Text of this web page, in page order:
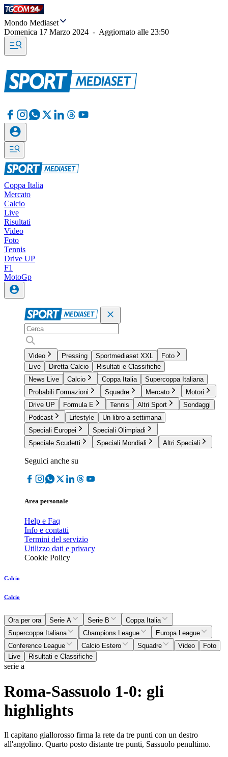
Mondo Mediaset
Domenica 17 Marzo 2024 - Aggiornato alle 23:50
Coppa Italia
Mercato
Calcio
Live
Risultati
Video
Foto
Tennis
Drive UP
F1
MotoGp
Video Pressing Sportmediaset XXL
Foto
Live
Diretta Calcio
Risultati e Classifiche
News Live
Calcio Coppa Italia
Supercoppa Italiana
Probabili Formazioni
Squadre Mercato
Motori
Drive UP
Formula E Tennis Altri Sport
Sondaggi
Podcast
Lifestyle
Un libro a settimana
Speciali Europei
Speciali Olimpiadi
Speciale Scudetti
Speciali Mondiali Altri Speciali
Seguici anche su
Area personale
Help e Faq
Info e contatti
Termini del servizio
Utilizzo dati e privacy
Cookie Policy
Calcio
Calcio
Ora per ora Serie A Serie B
Coppa Italia
Supercoppa Italiana
Champions League
Europa League
Conference League
Calcio Estero Squadre Video
Foto
Live
Risultati e Classifiche
serie a
Roma-Sassuolo 1-0: gli
highlights
Il capitano giallorosso firma la rete da tre punti con un destro
all'angolino. Quarto posto distante tre punti, Sassuolo penultimo.